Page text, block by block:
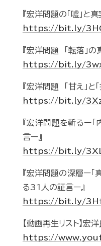
『宏洋問題の「嘘」と
https://bit.ly/
『宏洋問題 「転落」
https://bit.ly/
『宏洋問題 「甘え」と
https://bit.ly/
『宏洋問題を斬るー
言ー』
https://bit.ly/
『宏洋問題の深層ー「
る31人の証言ー』
https://bit.ly/
【動画再生リスト】宏
https://